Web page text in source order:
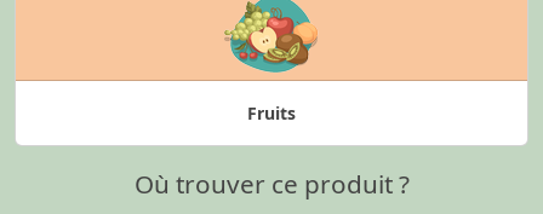
Fruits
Où trouver ce produit ?